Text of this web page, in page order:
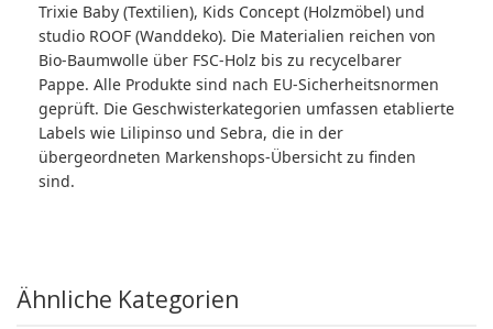
Trixie Baby (Textilien), Kids Concept (Holzmöbel) und
studio ROOF (Wanddeko). Die Materialien reichen von
Bio-Baumwolle über FSC-Holz bis zu recycelbarer
Pappe. Alle Produkte sind nach EU-Sicherheitsnormen
geprüft. Die Geschwisterkategorien umfassen etablierte
Labels wie Lilipinso und Sebra, die in der
übergeordneten Markenshops-Übersicht zu finden
sind.
Ähnliche Kategorien